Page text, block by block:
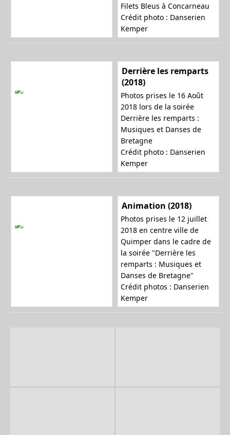
Filets Bleus à Concarneau
Crédit photo : Danserien
Kemper
Derrière les remparts
(2018)
Photos prises le 16 Août
2018 lors de la soirée
Derrière les remparts :
Musiques et Danses de
Bretagne
Crédit photo : Danserien
Kemper
Animation (2018)
Photos prises le 12 juillet
2018 en centre ville de
Quimper dans le cadre de
la soirée "Derrière les
remparts : Musiques et
Danses de Bretagne"
Crédit photos : Danserien
Kemper